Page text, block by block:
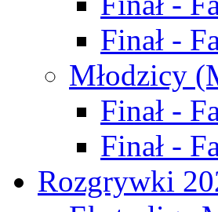
Finał -
Młodzicy
Finał -
Finał -
Rozgrywki